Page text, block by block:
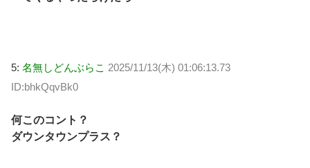
5: 名無しどんぶらこ 2025/11/13(木) 01:06:13.73
ID:bhkQqvBk0
何このコント？
ダウンタウンプラス？